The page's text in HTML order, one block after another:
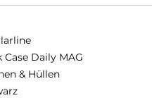
Case Daily MAG
& Hüllen